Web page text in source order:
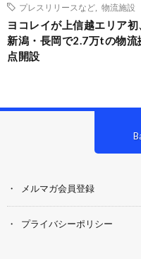
プレスリリースなど
物流施設
ヨコレイが上信越エリア初
新潟・長岡で2.7万tの物流
点開設
メルマガ会員登録
プライバシーポリシー